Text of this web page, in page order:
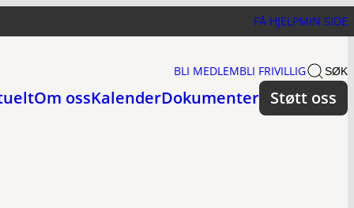
FÅ HJELPMIN SIDE
BLI MEDLEMBLI FRIVILLIG SØK
Om ossKalenderDokumenter Støtt oss